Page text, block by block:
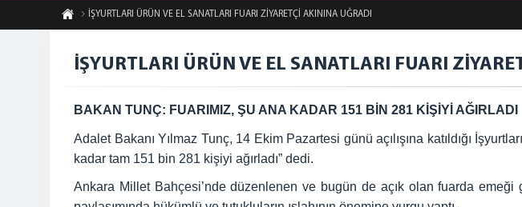
İŞYURTLARI ÜRÜN VE EL SANATLARI FUARI ZİYARETÇİ AKININA UĞRADI
İŞYURTLARI ÜRÜN VE EL SANATLARI FUARI
BAKAN TUNÇ: FUARIMIZ, ŞU ANA KADAR 151 BİN 281 KİŞİYİ AĞIRLADI
Adalet Bakanı Yılmaz Tunç, 14 Ekim Pazartesi günü açılışına katıldığı
kadar tam 151 bin 281 kişiyi ağırladı” dedi.
Ankara Millet Bahçesi’nde düzenlenen ve bugün de açık olan fuarda